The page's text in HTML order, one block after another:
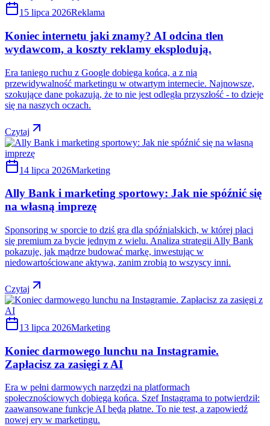
15 lipca 2026Reklama
Koniec internetu jaki znamy? AI odcina tlen
wydawcom, a koszty reklamy eksplodują.
Era taniego ruchu z Google dobiega końca, a z nią
przewidywalność marketingu w otwartym internecie. Najnowsze,
szokujące dane pokazują, że to nie jest odległa przyszłość - to dzieje
się na naszych oczach.
Czytaj
14 lipca 2026Marketing
Ally Bank i marketing sportowy: Jak nie spóźnić się
na własną imprezę
Sponsoring w sporcie to dziś gra dla spóźnialskich, w której płaci
się premium za bycie jednym z wielu. Analiza strategii Ally Bank
pokazuje, jak mądrze budować markę, inwestując w
niedowartościowane aktywa, zanim zrobią to wszyscy inni.
Czytaj
13 lipca 2026Marketing
Koniec darmowego lunchu na Instagramie.
Zapłacisz za zasięgi z AI
Era w pełni darmowych narzędzi na platformach
społecznościowych dobiega końca. Szef Instagrama to potwierdził:
zaawansowane funkcje AI będą płatne. To nie test, a zapowiedź
nowej ery w marketingu.